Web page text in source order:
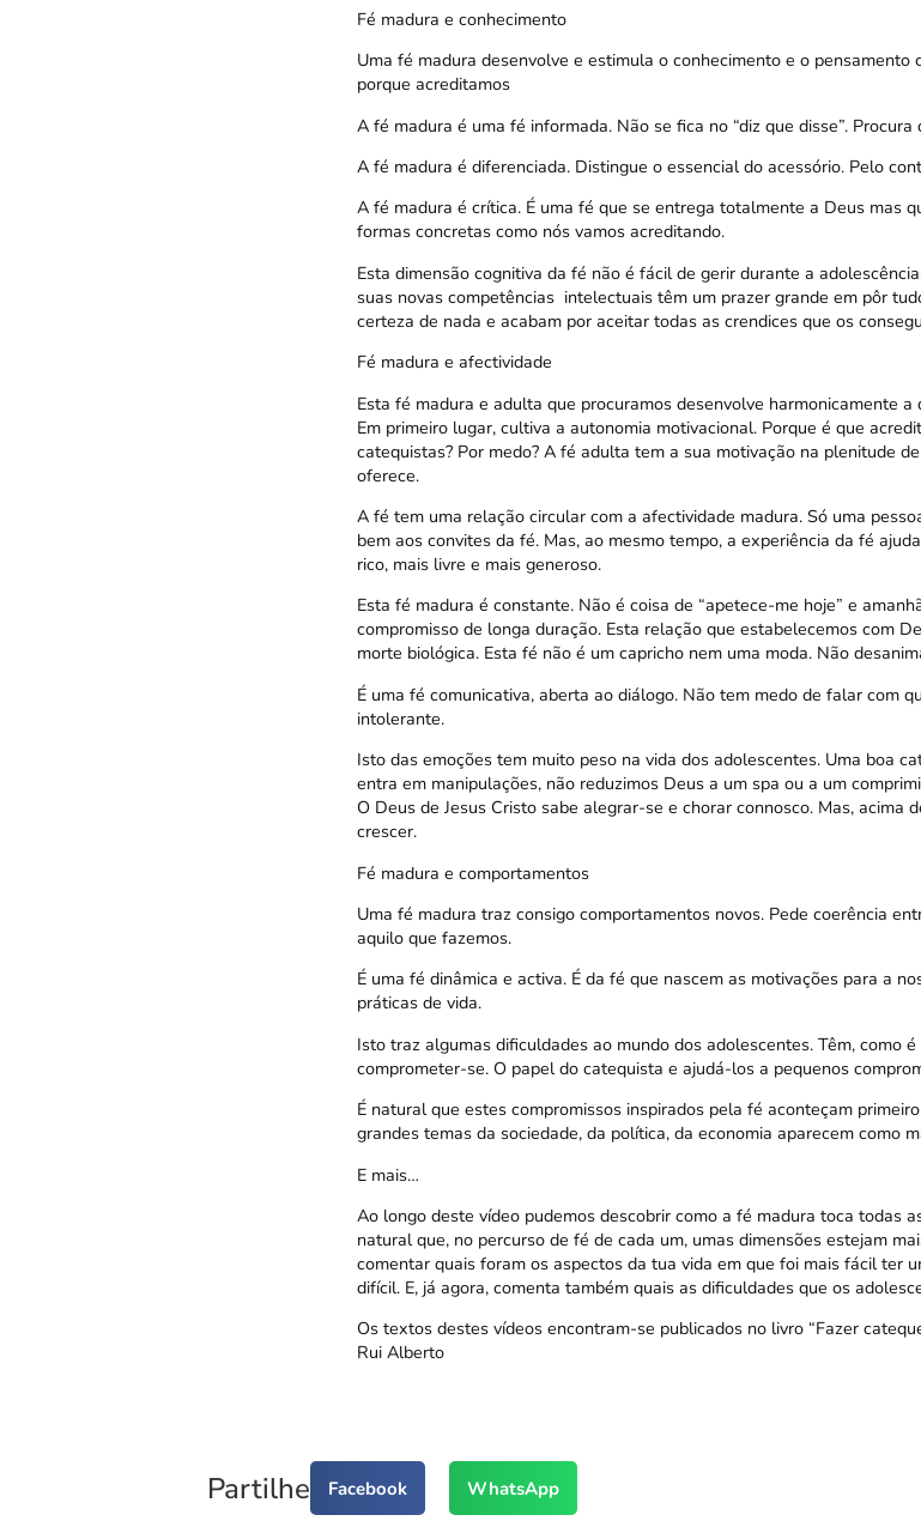
Fé madura e conhecimento
Uma fé madura desenvolve e estimula o conhecimento e o pensamento
porque acreditamos
A fé madura é uma fé informada. Não se fica no “diz que disse”.
A fé madura é diferenciada. Distingue o essencial do acessório. Pelo
A fé madura é crítica. É uma fé que se entrega totalmente a Deus mas
formas concretas como nós vamos acreditando.
Esta dimensão cognitiva da fé não é fácil de gerir durante a
suas novas competências intelectuais têm um prazer grande em pôr
certeza de nada e acabam por aceitar todas as crendices que os
Fé madura e afectividade
Esta fé madura e adulta que procuramos desenvolve harmonicamente
Em primeiro lugar, cultiva a autonomia motivacional. Porque é que
catequistas? Por medo? A fé adulta tem a sua motivação na plenitude
oferece.
A fé tem uma relação circular com a afectividade madura. Só uma
bem aos convites da fé. Mas, ao mesmo tempo, a experiência da fé
rico, mais livre e mais generoso.
Esta fé madura é constante. Não é coisa de “apetece-me hoje” e
compromisso de longa duração. Esta relação que estabelecemos com
morte biológica. Esta fé não é um capricho nem uma moda. Não
É uma fé comunicativa, aberta ao diálogo. Não tem medo de falar com
intolerante.
Isto das emoções tem muito peso na vida dos adolescentes. Uma boa
entra em manipulações, não reduzimos Deus a um spa ou a um
O Deus de Jesus Cristo sabe alegrar-se e chorar connosco. Mas, acima
crescer.
Fé madura e comportamentos
Uma fé madura traz consigo comportamentos novos. Pede coerência
aquilo que fazemos.
É uma fé dinâmica e activa. É da fé que nascem as motivações para a
práticas de vida.
Isto traz algumas dificuldades ao mundo dos adolescentes. Têm, como
comprometer-se. O papel do catequista e ajudá-los a pequenos
É natural que estes compromissos inspirados pela fé aconteçam
grandes temas da sociedade, da política, da economia aparecem como
E mais…
Ao longo deste vídeo pudemos descobrir como a fé madura toca todas
natural que, no percurso de fé de cada um, umas dimensões estejam
comentar quais foram os aspectos da tua vida em que foi mais fácil ter
difícil. E, já agora, comenta também quais as dificuldades que os
Os textos destes vídeos encontram-se publicados no livro “Fazer
Rui Alberto
Partilhe Facebook WhatsApp